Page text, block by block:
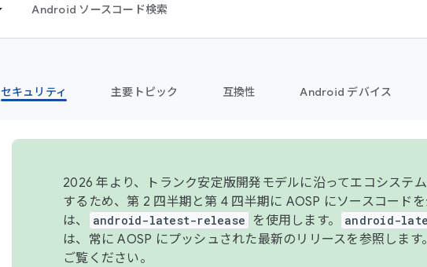
Android ソースコード検索
セキュリティ 主要トピック 互換性 Android デバイス
2026 年より、トランク安定版開発モデルに沿ってエコシステ
するため、第 2 四半期と第 4 四半期に AOSP にソースコード
は、
android-latest-release を使用します。 android-
は、常に AOSP にプッシュされた最新のリリースを参照します
ご覧ください。